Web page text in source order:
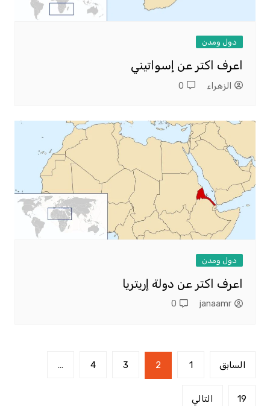
دول ومدن
اعرف اكتر عن إسواتيني
الزهراء 0
دول ومدن
اعرف اكتر عن دولة إريتريا
janaamr
0
تعدد
المقالات
السابق 1
2
3
4
…
19 التالي